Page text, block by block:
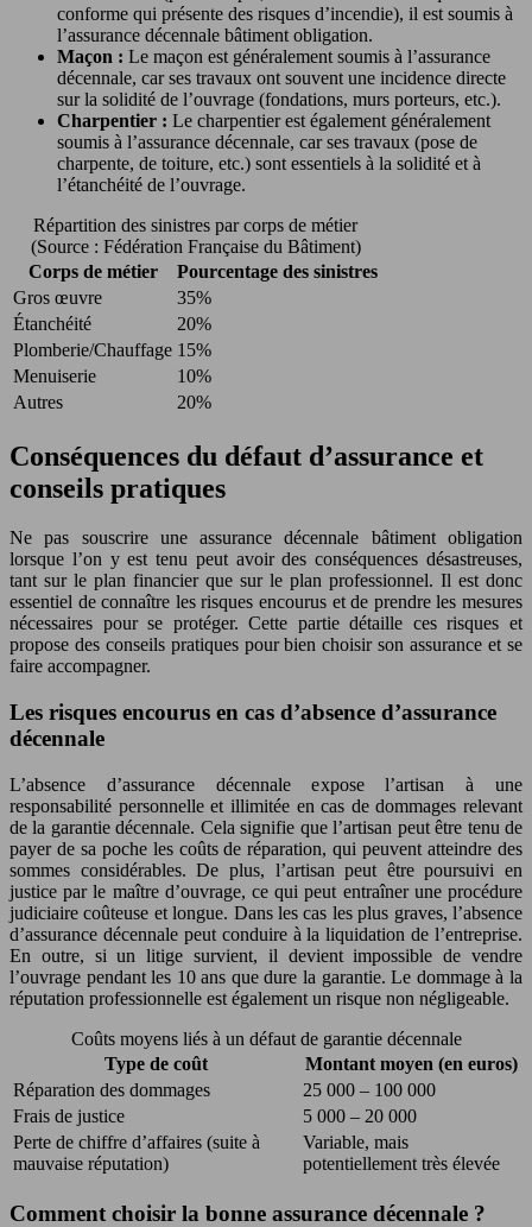
conforme qui présente des risques d’incendie), il est soumis à
l’assurance décennale bâtiment obligation.
Maçon : Le maçon est généralement soumis à l’assurance
décennale, car ses travaux ont souvent une incidence directe
sur la solidité de l’ouvrage (fondations, murs porteurs, etc.).
Charpentier : Le charpentier est également généralement
soumis à l’assurance décennale, car ses travaux (pose de
charpente, de toiture, etc.) sont essentiels à la solidité et à
l’étanchéité de l’ouvrage.
Répartition des sinistres par corps de métier
(Source : Fédération Française du Bâtiment)
Corps de métier
Pourcentage des sinistres
Gros œuvre
35%
Étanchéité
20%
Plomberie/Chauffage 15%
Menuiserie
10%
Autres
20%
Conséquences du défaut d’assurance et
conseils pratiques
Ne pas souscrire une assurance décennale bâtiment obligation
lorsque l’on y est tenu peut avoir des conséquences désastreuses,
tant sur le plan financier que sur le plan professionnel. Il est donc
essentiel de connaître les risques encourus et de prendre les mesures
nécessaires pour se protéger. Cette partie détaille ces risques et
propose des conseils pratiques pour bien choisir son assurance et se
faire accompagner.
Les risques encourus en cas d’absence d’assurance
décennale
L’absence d’assurance décennale expose l’artisan à une
responsabilité personnelle et illimitée en cas de dommages relevant
de la garantie décennale. Cela signifie que l’artisan peut être tenu de
payer de sa poche les coûts de réparation, qui peuvent atteindre des
sommes considérables. De plus, l’artisan peut être poursuivi en
justice par le maître d’ouvrage, ce qui peut entraîner une procédure
judiciaire coûteuse et longue. Dans les cas les plus graves, l’absence
d’assurance décennale peut conduire à la liquidation de l’entreprise.
En outre, si un litige survient, il devient impossible de vendre
l’ouvrage pendant les 10 ans que dure la garantie. Le dommage à la
réputation professionnelle est également un risque non négligeable.
Coûts moyens liés à un défaut de garantie décennale
Type de coût
Montant moyen (en euros)
Réparation des dommages
25 000 – 100 000
Frais de justice
5 000 – 20 000
Perte de chiffre d’affaires (suite à
mauvaise réputation)
Variable, mais
potentiellement très élevée
Comment choisir la bonne assurance décennale ?